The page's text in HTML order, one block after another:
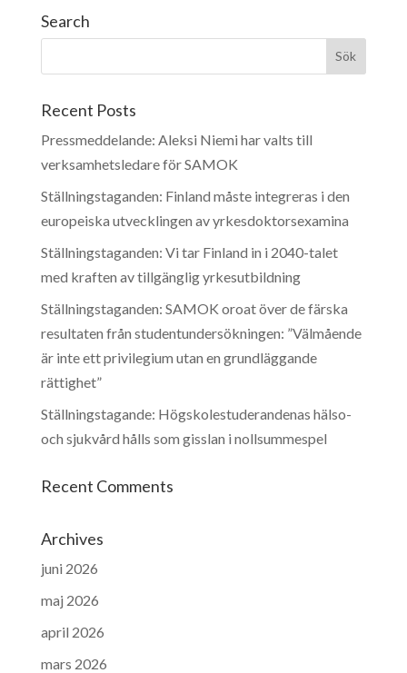
Search
Recent Posts
Pressmeddelande: Aleksi Niemi har valts till
verksamhetsledare för SAMOK
Ställningstaganden: Finland måste integreras i den
europeiska utvecklingen av yrkesdoktorsexamina
Ställningstaganden: Vi tar Finland in i 2040-talet
med kraften av tillgänglig yrkesutbildning
Ställningstaganden: SAMOK oroat över de färska
resultaten från studentundersökningen: ”Välmående
är inte ett privilegium utan en grundläggande
rättighet”
Ställningstagande: Högskolestuderandenas hälso-
och sjukvård hålls som gisslan i nollsummespel
Recent Comments
Archives
juni 2026
maj 2026
april 2026
mars 2026